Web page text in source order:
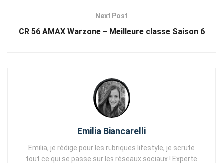
Next Post
CR 56 AMAX Warzone – Meilleure classe Saison 6
Emilia Biancarelli
Emilia, je rédige pour les rubriques lifestyle, je scrute
tout ce qui se passe sur les réseaux sociaux ! Experte